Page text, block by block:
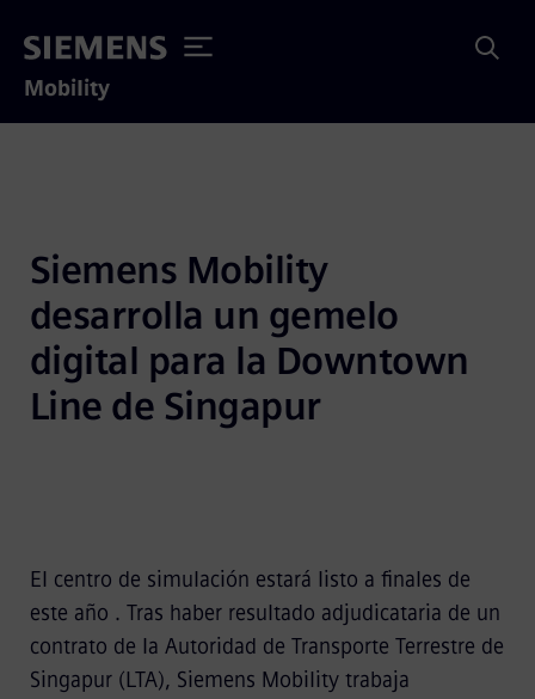
Mobility
Siemens Mobility
desarrolla un gemelo
digital para la Downtown
Line de Singapur
El centro de simulación estará listo a finales de
este año . Tras haber resultado adjudicataria de un
contrato de la Autoridad de Transporte Terrestre de
Singapur (LTA), Siemens Mobility trabaja